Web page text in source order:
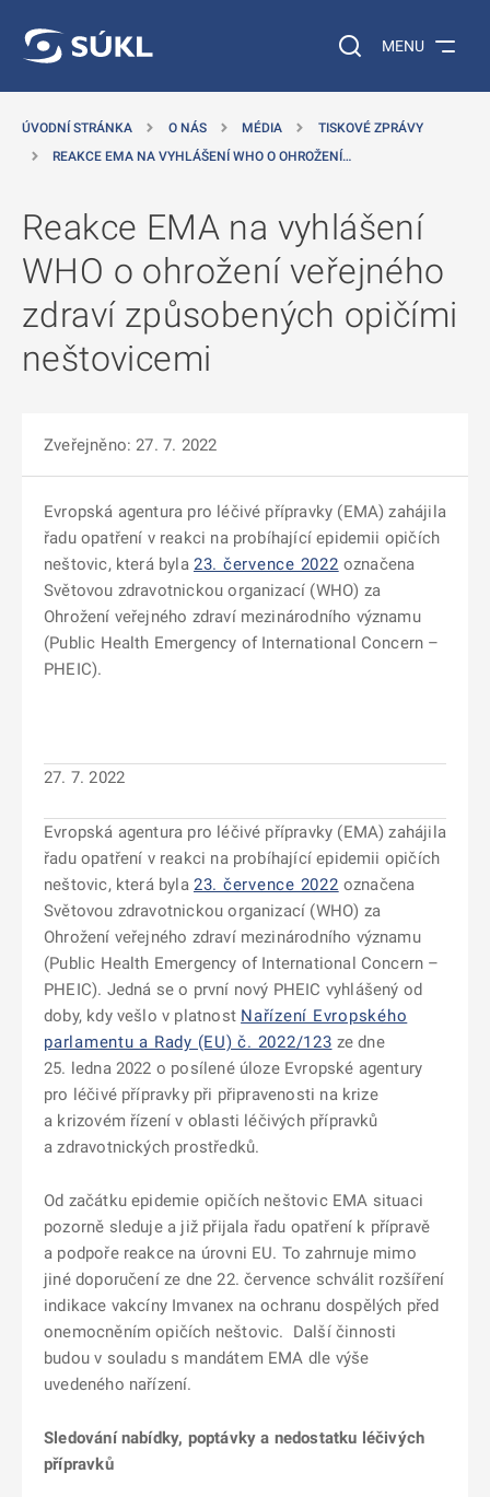
Vyhledávání na
MENU
ÚVODNÍ STRÁNKA O NÁS MÉDIA
TISKOVÉ ZPRÁVY
REAKCE EMA NA VYHLÁŠENÍ WHO O OHROŽENÍ…
Reakce EMA na vyhlášení
WHO o ohrožení veřejného
zdraví způsobených opičími
neštovicemi
Zveřejněno: 27. 7. 2022
Evropská agentura pro léčivé přípravky (EMA) zahájila
řadu opatření v reakci na probíhající epidemii opičích
neštovic, která byla 23. července 2022 označena
Světovou zdravotnickou organizací (WHO) za
Ohrožení veřejného zdraví mezinárodního významu
(Public Health Emergency of International Concern –
PHEIC).
27. 7. 2022
Evropská agentura pro léčivé přípravky (EMA) zahájila
řadu opatření v reakci na probíhající epidemii opičích
neštovic, která byla 23. července 2022 označena
Světovou zdravotnickou organizací (WHO) za
Ohrožení veřejného zdraví mezinárodního významu
(Public Health Emergency of International Concern –
PHEIC). Jedná se o první nový PHEIC vyhlášený od
doby, kdy vešlo v platnost Nařízení Evropského
parlamentu a Rady (EU) č. 2022/123 ze dne
25. ledna 2022 o posílené úloze Evropské agentury
pro léčivé přípravky při připravenosti na krize
a krizovém řízení v oblasti léčivých přípravků
a zdravotnických prostředků.
Od začátku epidemie opičích neštovic EMA situaci
pozorně sleduje a již přijala řadu opatření k přípravě
a podpoře reakce na úrovni EU. To zahrnuje mimo
jiné doporučení ze dne 22. července schválit rozšíření
indikace vakcíny Imvanex na ochranu dospělých před
onemocněním opičích neštovic. Další činnosti
budou v souladu s mandátem EMA dle výše
uvedeného nařízení.
Sledování nabídky, poptávky a nedostatku léčivých
přípravků